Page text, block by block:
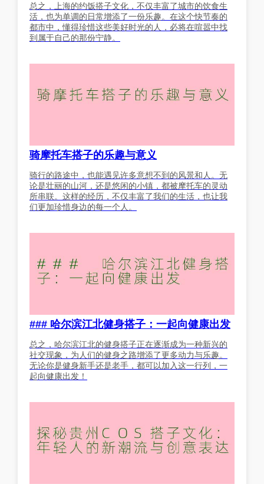
总之，上海的约饭搭子文化，不仅丰富了城市的饮食生
活，也为单调的日常增添了一份乐趣。在这个快节奏的
都市中，懂得珍惜这些美好时光的人，必将在喧嚣中找
到属于自己的那份宁静。
骑摩托车搭子的乐趣与意义
骑行的路途中，也能遇见许多意想不到的风景和人。无
论是壮丽的山河，还是悠闲的小镇，都被摩托车的灵动
所串联。这样的经历，不仅丰富了我们的生活，也让我
们更加珍惜身边的每一个人。
### 哈尔滨江北健身搭子：一起向健康出发
总之，哈尔滨江北的健身搭子正在逐渐成为一种新兴的
社交现象，为人们的健身之路增添了更多动力与乐趣。
无论你是健身新手还是老手，都可以加入这一行列，一
起向健康出发！